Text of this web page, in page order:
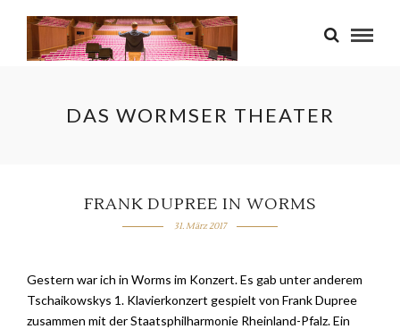
DAS WORMSER THEATER
FRANK DUPREE IN WORMS
31. März 2017
Gestern war ich in Worms im Konzert. Es gab unter anderem
Tschaikowskys 1. Klavierkonzert gespielt von Frank Dupree
zusammen mit der Staatsphilharmonie Rheinland-Pfalz. Ein